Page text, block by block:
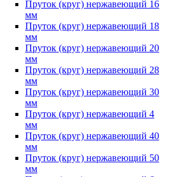
Пруток (круг) нержавеющий 16
мм
Пруток (круг) нержавеющий 18
мм
Пруток (круг) нержавеющий 20
мм
Пруток (круг) нержавеющий 28
мм
Пруток (круг) нержавеющий 30
мм
Пруток (круг) нержавеющий 4
мм
Пруток (круг) нержавеющий 40
мм
Пруток (круг) нержавеющий 50
мм